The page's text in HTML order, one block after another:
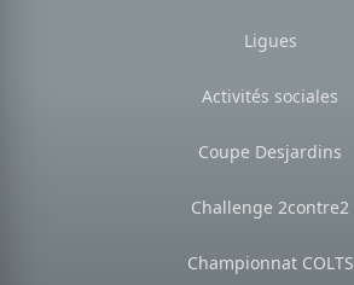
Ligues
Activités sociales
Coupe Desjardins
Challenge 2contre2
Championnat COLTS